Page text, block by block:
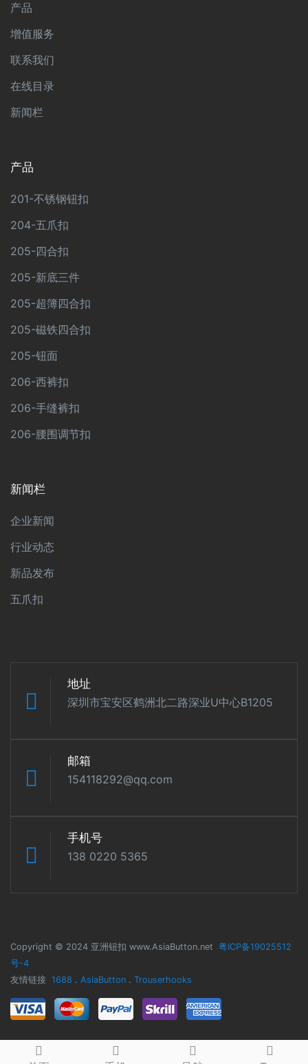
产品
增值服务
联系我们
在线目录
新闻栏
产品
201-不锈钢钮扣
204-五爪扣
205-四合扣
205-新底三件
205-超簿四合扣
205-磁铁四合扣
205-钮面
206-西裤扣
206-手缝裤扣
206-腰围调节扣
新闻栏
企业新闻
行业动态
新品发布
五爪扣
地址
深圳市宝安区鹤洲北二路深业U中心B1205
邮箱
154118292@qq.com
手机号
138 0220 5365
Copyright © 2024 亚洲钮扣 www.AsiaButton.net 粤ICP备19025512
号-4
友情链接 1688 . AsiaButton . Trouserhooks